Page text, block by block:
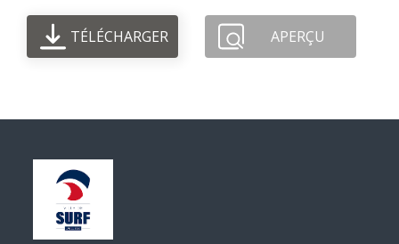
TÉLÉCHARGER APERÇU